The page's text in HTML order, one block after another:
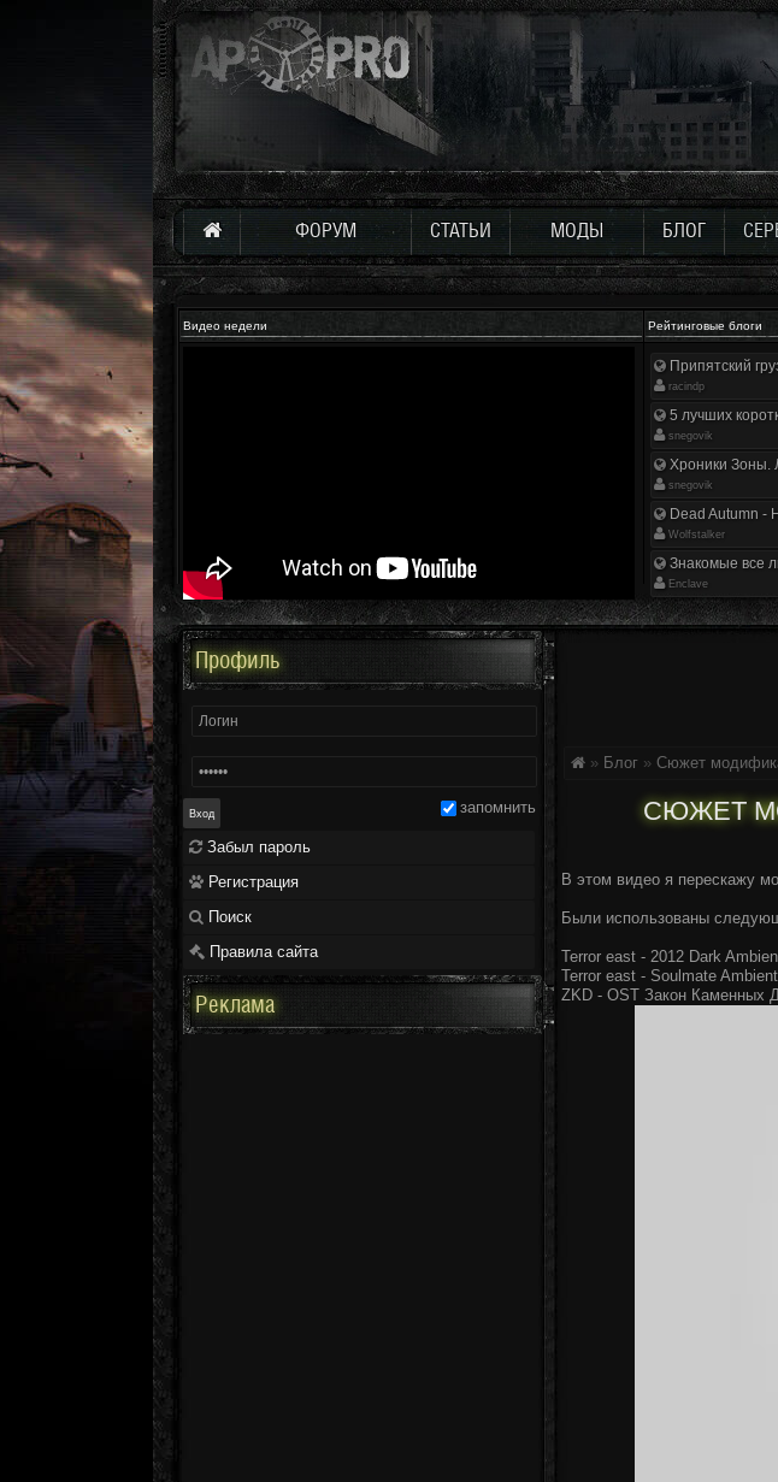
ФОРУМ СТАТЬИ МОДЫ БЛОГ
Видео недели Рейтинговые блоги
Припятский
racindp
5 лучших
snegovik
Хроники Зоны.
snegovik
Dead Autumn -
Wolfstalker
Знакомые все
Enclave
» Блог » Сюжет
СЮЖЕТ
В этом видео я перескажу
Были использованы
Terror east - 2012 Dark
Terror east - Soulmate Ambient
ZKD - OST Закон Каменных
Профиль
запомнить
Забыл пароль
Регистрация
Поиск
Правила сайта
Реклама